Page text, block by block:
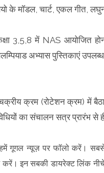
के मॉडल, चार्ट, एकल गीत,
3,5,8 में NAS आयोजित होना
अभ्यास पुस्तिकाएं
चक्रीय क्रम (रोटेशन क्रम) में
का संचालन सत्र प्रारंभ से
गूगल न्यूज़ पर फॉलो करें।
करें। इन सबकी डायरेक्ट लिंक